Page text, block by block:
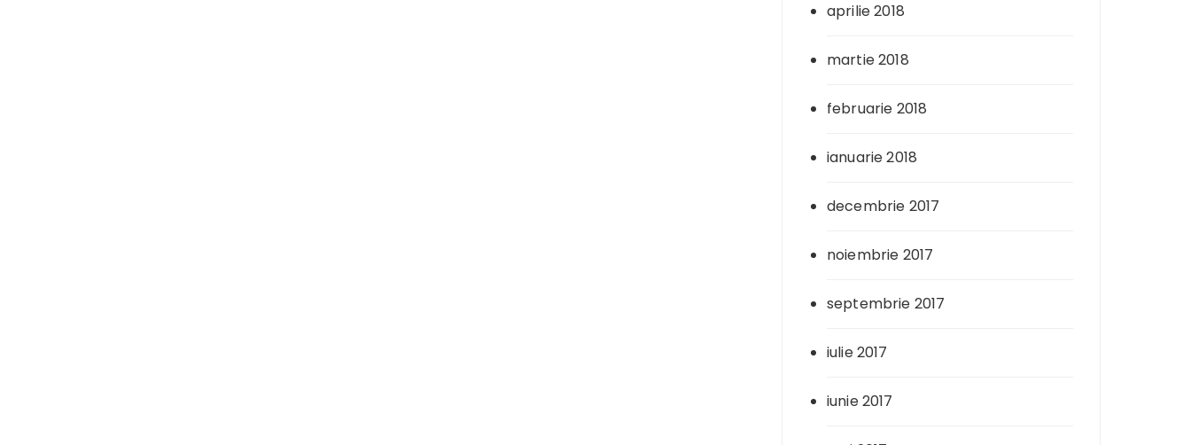
aprilie 2018
martie 2018
februarie 2018
ianuarie 2018
decembrie 2017
noiembrie 2017
septembrie 2017
iulie 2017
iunie 2017